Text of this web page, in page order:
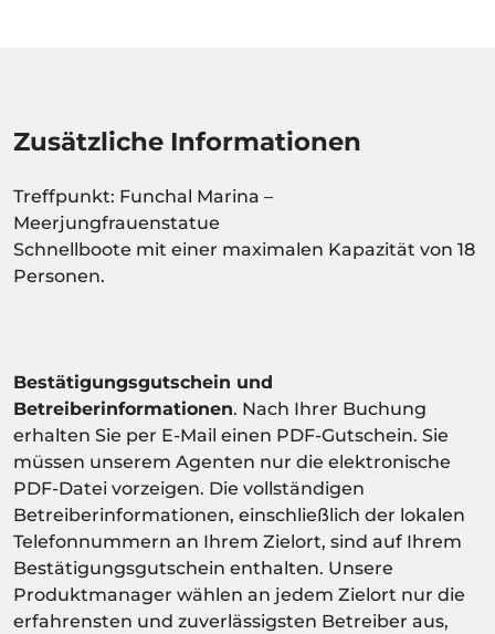
Zusätzliche Informationen
Treffpunkt: Funchal Marina –
Meerjungfrauenstatue
Schnellboote mit einer maximalen Kapazität von 18
Personen.
Bestätigungsgutschein und
Betreiberinformationen. Nach Ihrer Buchung
erhalten Sie per E-Mail einen PDF-Gutschein. Sie
müssen unserem Agenten nur die elektronische
PDF-Datei vorzeigen. Die vollständigen
Betreiberinformationen, einschließlich der lokalen
Telefonnummern an Ihrem Zielort, sind auf Ihrem
Bestätigungsgutschein enthalten. Unsere
Produktmanager wählen an jedem Zielort nur die
erfahrensten und zuverlässigsten Betreiber aus,